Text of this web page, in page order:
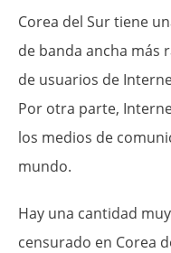
Corea del Sur tiene
de banda ancha más
de usuarios de
Por otra parte,
los medios de
mundo.
Hay una cantidad
censurado en Corea